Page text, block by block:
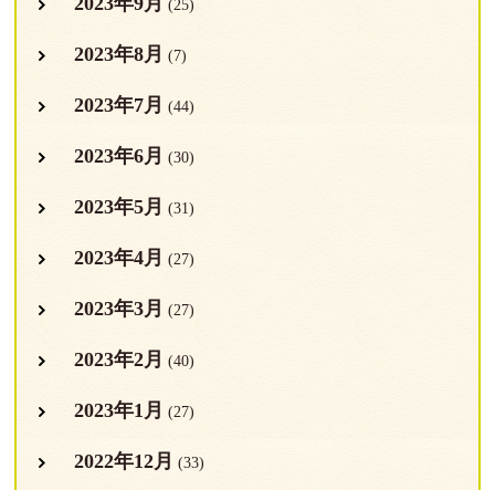
(25)
2023年8月 (7)
2023年7月 (44)
2023年6月 (30)
2023年5月 (31)
2023年4月 (27)
2023年3月 (27)
2023年2月 (40)
2023年1月 (27)
2022年12月 (33)